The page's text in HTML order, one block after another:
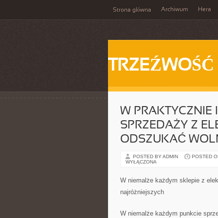
Strona główna Archiwum Hera
TRZEŹWOŚĆ
W PRAKTYCZNIE
SPRZEDAŻY Z
ODSZUKAĆ
POSTED BY ADMIN POSTED
WYŁĄCZONA
W niemalże każdym sklepie z
najróżniejszych
W niemalże każdym punkcie